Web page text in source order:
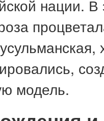
нации. В
модель.